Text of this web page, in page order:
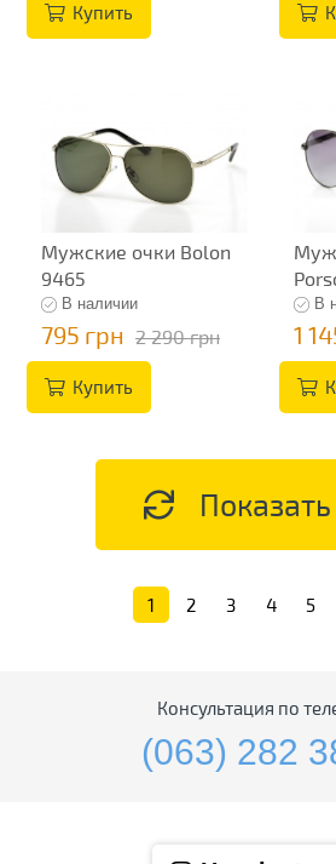
Купить
Мужские очки Bolon
9465
В наличии
795 грн 2 290 грн
Купить
В
1
1 2 3 4 5
Консультация по
(063) 282